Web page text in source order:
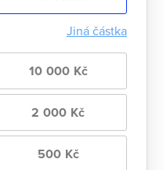
Jiná částka
10 000 Kč
2 000 Kč
500 Kč